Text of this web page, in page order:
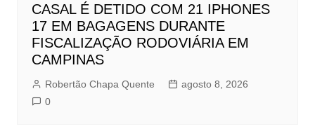
CASAL É DETIDO COM 21 IPHONES
17 EM BAGAGENS DURANTE
FISCALIZAÇÃO RODOVIÁRIA EM
CAMPINAS
Robertão Chapa Quente
agosto 8, 2026
0